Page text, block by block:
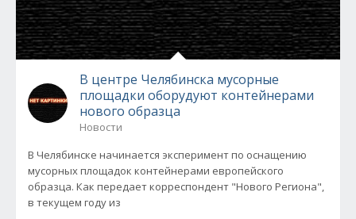
В центре Челябинска мусорные
площадки оборудуют контейнерами
нового образца
Новости
В Челябинске начинается эксперимент по оснащению
мусорных площадок контейнерами европейского
образца. Как передает корреспондент "Нового Региона",
в текущем году из